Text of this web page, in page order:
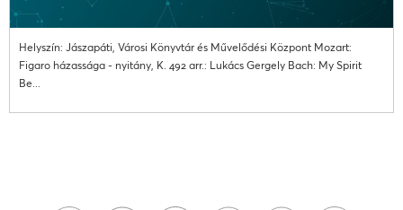
Helyszín: Jászapáti, Városi Könyvtár és Művelődési Központ Mozart:
Figaro házassága - nyitány, K. 492 arr.: Lukács Gergely Bach: My Spirit
Be...